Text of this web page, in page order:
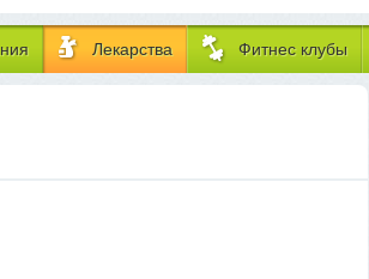
Лекарства Фитнес клубы